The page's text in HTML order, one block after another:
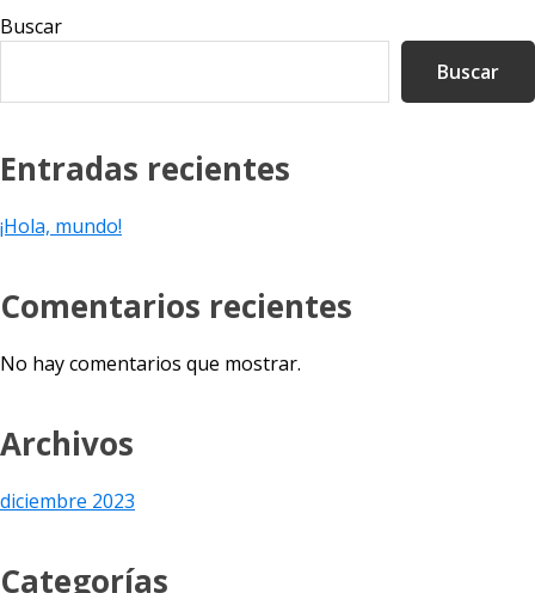
Barra
principal
Buscar
Buscar
Entradas recientes
¡Hola, mundo!
Comentarios recientes
No hay comentarios que mostrar.
Archivos
diciembre 2023
Categorías